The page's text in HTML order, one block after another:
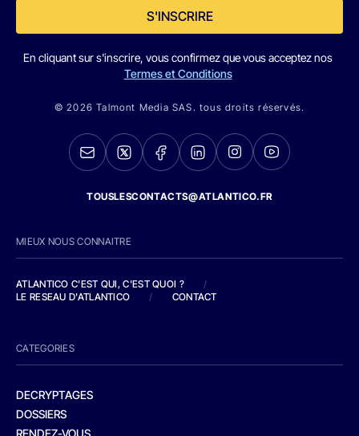
S'INSCRIRE
En cliquant sur s'inscrire, vous confirmez que vous acceptez nos
Termes et Conditions
© 2026 Talmont Media SAS. tous droits réservés.
TOUSLESCONTACTS@ATLANTICO.FR
MIEUX NOUS CONNAITRE
ATLANTICO C'EST QUI, C'EST QUOI ?
/
LE RESEAU D'ATLANTICO
/ CONTACT
CATEGORIES
DECRYPTAGES
DOSSIERS
RENDEZ-VOUS